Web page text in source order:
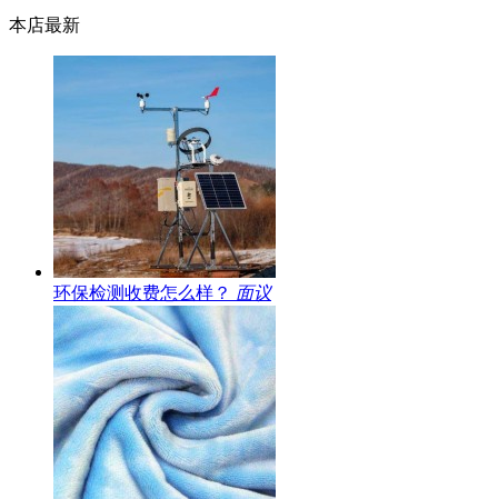
本店最新
环保检测收费怎么样？ 面议